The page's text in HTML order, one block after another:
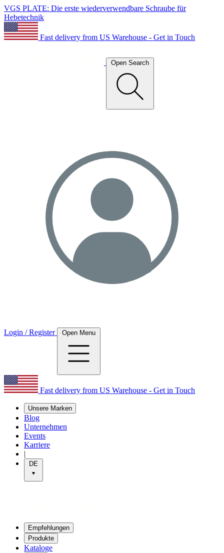
VGS PLATE: Die erste wiederverwendbare Schraube für
Hebetechnik
Fast delivery from US Warehouse - Get in Touch
Open Search
Login / Register Open Menu
Fast delivery from US Warehouse - Get in Touch
Unsere Marken
Blog
Unternehmen
Events
Karriere
|
DE
Empfehlungen
Produkte
Kataloge